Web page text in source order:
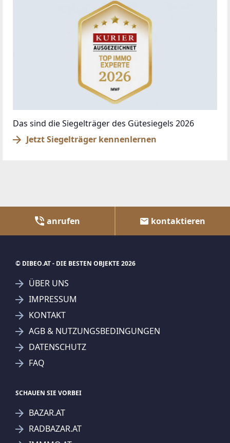
Das sind die Siegelträger des Gütesiegels 2026
Jetzt Siegelträger kennenlernen
anrufen kontaktieren
© DIBEO.AT - DIE BESTEN OBJEKTE 2026
ÜBER UNS
IMPRESSUM
KONTAKT
AGB & NUTZUNGSBEDINGUNGEN
DATENSCHUTZ
FAQ
SCHAUEN SIE VORBEI
BAZAR.AT
RADBAZAR.AT